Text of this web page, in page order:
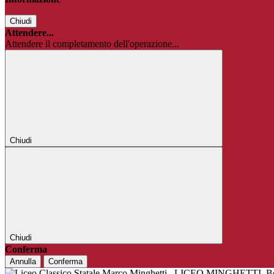
Chiudi
Attendere...
Attendere il completamento dell'operazione...
Chiudi
Chiudi
Conferma
Annulla Conferma